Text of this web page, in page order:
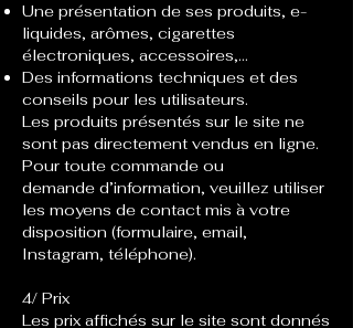
Une présentation de ses produits, e-
liquides, arômes, cigarettes
électroniques, accessoires,...
Des informations techniques et des
conseils pour les utilisateurs.
Les produits présentés sur le site ne
sont pas directement vendus en ligne.
Pour toute commande ou
demande d’information, veuillez utiliser
les moyens de contact mis à votre
disposition (formulaire, email,
Instagram, téléphone).
4/ Prix
Les prix affichés sur le site sont donnés